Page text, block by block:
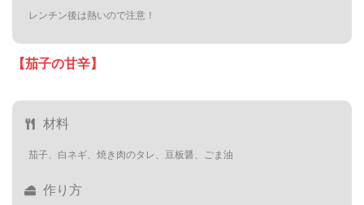
レンチン後は熱いので注意！
【茄子の甘辛】
材料
茄子、白ネギ、焼き肉のタレ、豆板醤、ごま油
作り方